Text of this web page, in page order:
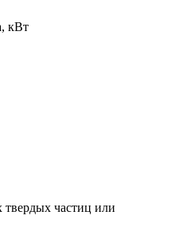
кВт
твердых частиц или